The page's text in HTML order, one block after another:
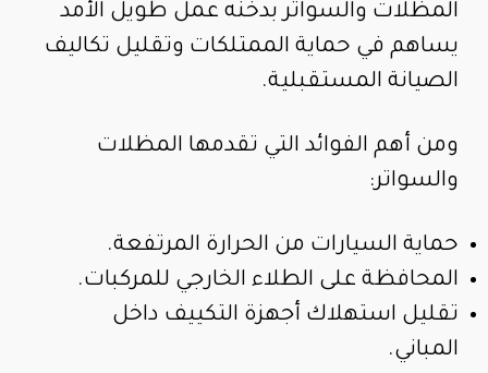
المظلات والسواتر بدخنه عمل طويل الأمد
يساهم في حماية الممتلكات وتقليل تكاليف
الصيانة المستقبلية.
ومن أهم الفوائد التي تقدمها المظلات
والسواتر:
حماية السيارات من الحرارة المرتفعة.
المحافظة على الطلاء الخارجي للمركبات.
تقليل استهلاك أجهزة التكييف داخل
المباني.